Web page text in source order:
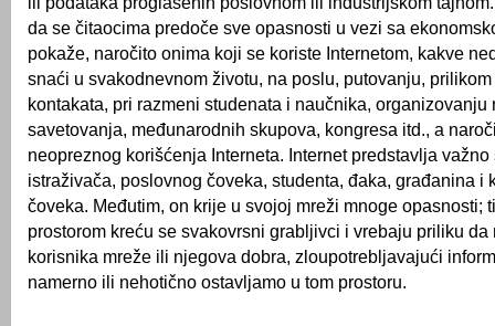
da se čitaocima predoče sve opasnosti u vezi sa
pokaže, naročito onima koji se koriste Internetom, kakve
snaći u svakodnevnom životu, na poslu, putovanju,
kontakata, pri razmeni studenata i naučnika, organizovanju
savetovanja, međunarodnih skupova, kongresa itd., a
neopreznog korišćenja Interneta. Internet predstavlja važno
istraživača, poslovnog čoveka, studenta, đaka, građanina i
čoveka. Međutim, on krije u svojoj mreži mnoge opasnosti;
prostorom kreću se svakovrsni grabljivci i vrebaju priliku da
korisnika mreže ili njegova dobra, zloupotrebljavajući
namerno ili nehotično ostavljamo u tom prostoru.